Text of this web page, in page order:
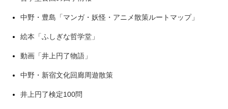
中野・豊島「マンガ・妖怪・アニメ散策ルートマップ」
絵本「ふしぎな哲学堂」
動画「井上円了物語」
中野・新宿文化回廊周遊散策
井上円了検定100問